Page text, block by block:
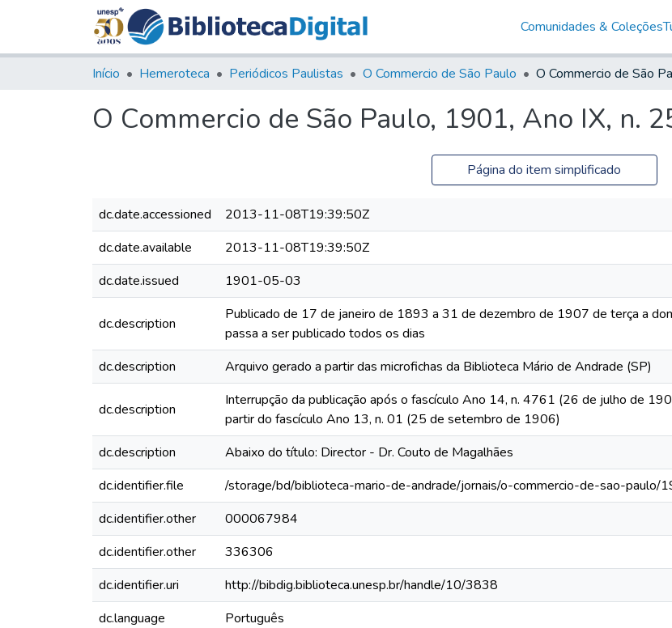
Comunidades & Coleções
Início Hemeroteca Periódicos Paulistas O Commercio de São Paulo
O Commercio de São Paulo, 1901, Ano IX, n.
Página do item simplificado
dc.date.accessioned
2013-11-08T19:39:50Z
dc.date.available
2013-11-08T19:39:50Z
dc.date.issued
1901-05-03
dc.description
Publicado de 17 de janeiro de 1893 a 31 de dezembro de 1907 de terça a
passa a ser publicado todos os dias
dc.description Arquivo gerado a partir das microfichas da Biblioteca Mário de Andrade (SP)
dc.description
Interrupção da publicação após o fascículo Ano 14, n. 4761 (26 de julho de
partir do fascículo Ano 13, n. 01 (25 de setembro de 1906)
dc.description Abaixo do título: Director - Dr. Couto de Magalhães
dc.identifier.file
/storage/bd/biblioteca-mario-de-andrade/jornais/o-commercio-de-sao-paulo/
dc.identifier.other
000067984
dc.identifier.other
336306
dc.identifier.uri
http://bibdig.biblioteca.unesp.br/handle/10/3838
dc.language
Português